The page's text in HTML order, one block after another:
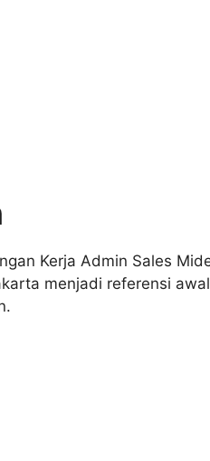
Kerja Admin Sales
menjadi referensi